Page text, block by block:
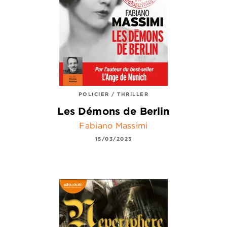
POLICIER / THRILLER
Les Démons de Berlin
Fabiano Massimi
15/03/2023